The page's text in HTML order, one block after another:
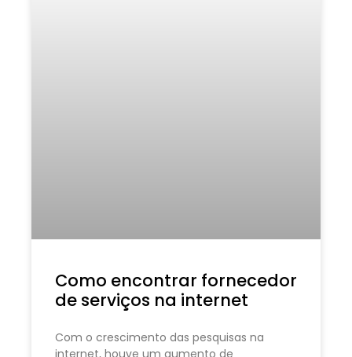
Como encontrar fornecedor
de serviços na internet
Com o crescimento das pesquisas na
internet, houve um aumento de